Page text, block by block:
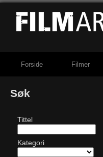
Forside Filmer
Søk
Tittel
Kategori